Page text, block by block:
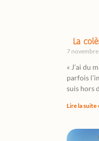
La
7
« J’ai du
parfois
suis hors
Lire la suite